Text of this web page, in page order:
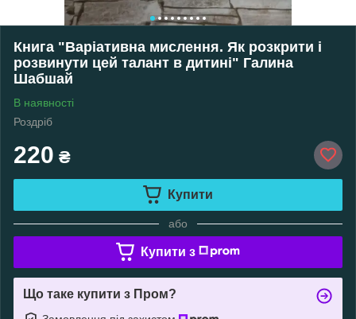
Книга "Варіативна мислення. Як розкрити і
розвинути цей талант в дитині" Галина
Шабшай
В наявності
Роздріб
220 ₴
Купити
або
Купити з
Що таке купити з Пром?